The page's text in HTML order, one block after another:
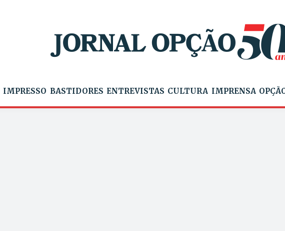
IMPRESSO BASTIDORES ENTREVISTAS CULTURA IMPRENSA